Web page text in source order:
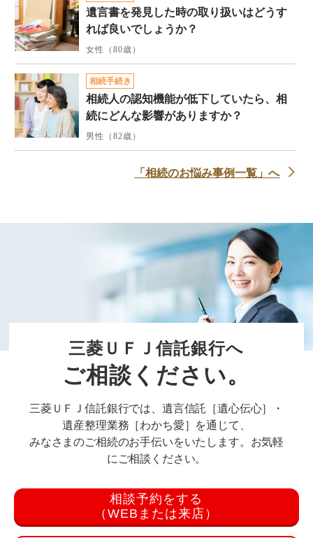
遺言書を発見した時の取り扱いはどうす
れば良いでしょうか？
女性（80歳）
相続手続き
相続人の認知機能が低下していたら、相
続にどんな影響がありますか？
男性（82歳）
「相続のお悩み事例一覧」へ
三菱ＵＦＪ信託銀行へ
ご相談ください。
三菱ＵＦＪ信託銀行では、遺言信託［遺心伝心］・
遺産整理業務［わかち愛］を通じて、
みなさまのご相続のお手伝いをいたします。お気軽
にご相談ください。
相談予約をする
（WEBまたは来店）